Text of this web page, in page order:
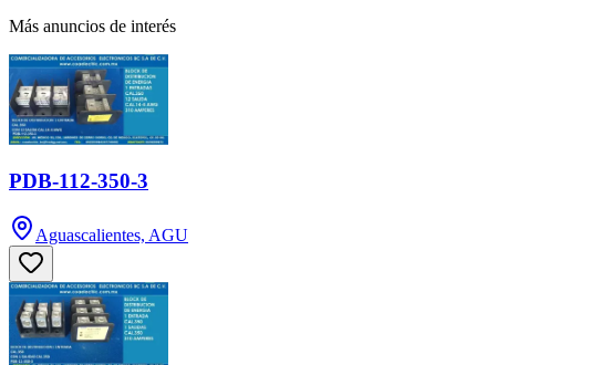
Más anuncios de interés
PDB-112-350-3
Aguascalientes, AGU